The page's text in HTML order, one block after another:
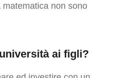
non sono
ai figli?